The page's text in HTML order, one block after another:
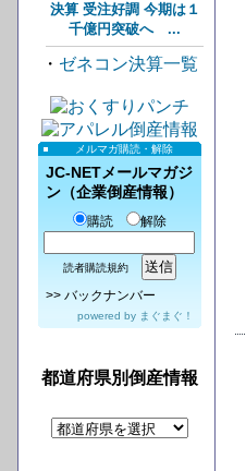
決算 受注好調 今期は１
千億円突破へ ...
・ ゼネコン決算一覧
メルマガ購読・解除
JC-NETメールマガジ
ン（企業倒産情報）
購読 解除
読者購読規約
>> バックナンバー
powered by まぐまぐ！
都道府県別倒産情報